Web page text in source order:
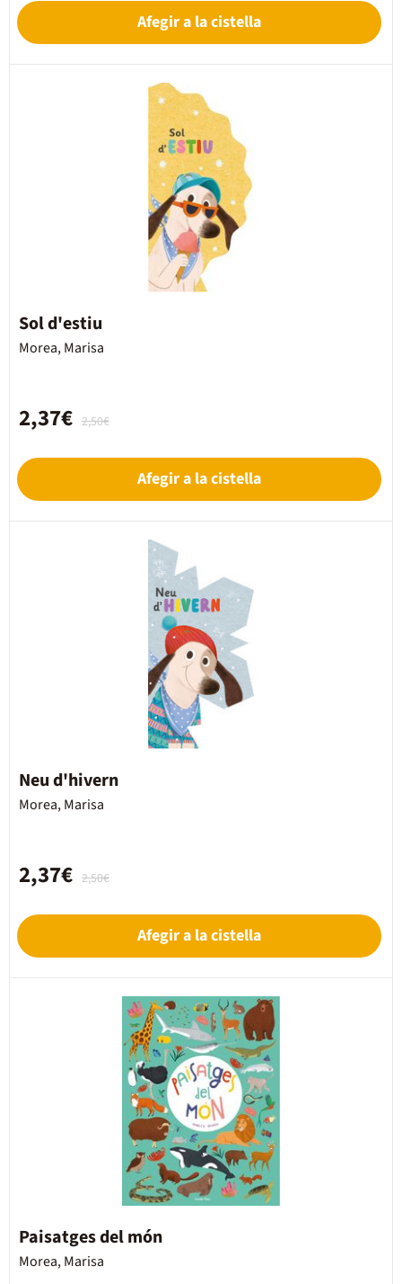
Afegir a la cistella
Sol d'estiu
Morea, Marisa
2,50€
2,37€
Afegir a la cistella
Neu d'hivern
Morea, Marisa
2,50€
2,37€
Afegir a la cistella
Paisatges del món
Morea, Marisa